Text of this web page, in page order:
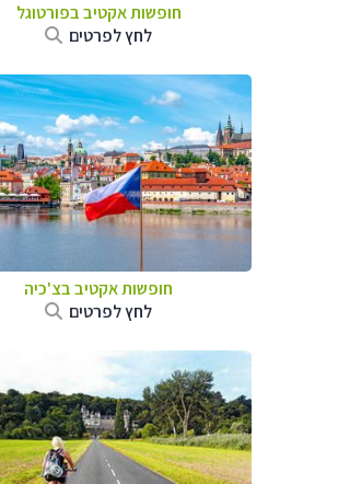
חופשות אקטיב בפורטוגל
לחץ לפרטים
חופשות אקטיב בצ'כיה
לחץ לפרטים